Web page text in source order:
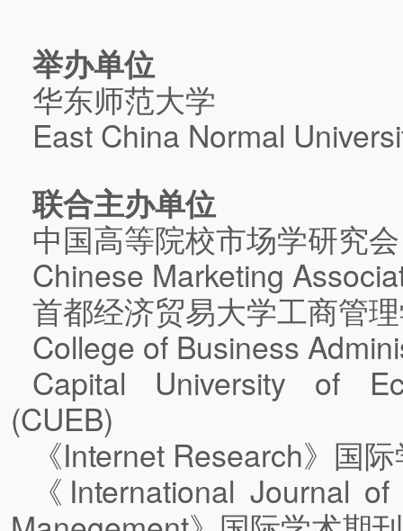
举办单位
华东师范大学
East China Normal
联合主办单位
中国高等院校市场学研究会
Chinese Marketing
首都经济贸易大学工商管
College of Business
Capital University of
(CUEB)
《Internet Research》国
《International Journal